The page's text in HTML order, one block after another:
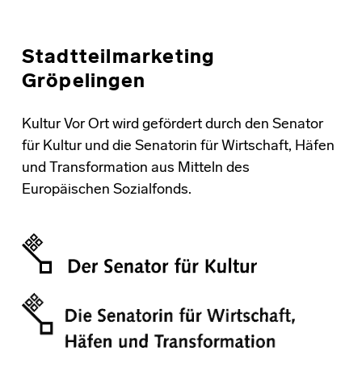
Stadtteilmarketing
Gröpelingen
Kultur Vor Ort wird gefördert durch den Senator
für Kultur und die Senatorin für Wirtschaft, Häfen
und Transformation aus Mitteln des
Europäischen Sozialfonds.